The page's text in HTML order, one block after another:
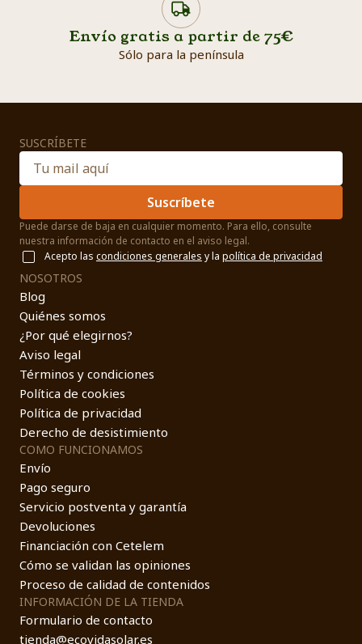
Envío gratis a partir de 75€
Sólo para la península
SUSCRÍBETE
Suscríbete
Puede darse de baja en cualquier momento. Para ello, consulte
nuestra información de contacto en el aviso legal.
Acepto las condiciones generales y la política de privacidad
NOSOTROS
Blog
Quiénes somos
¿Por qué elegirnos?
Aviso legal
Términos y condiciones
Política de cookies
Política de privacidad
Derecho de desistimiento
COMO FUNCIONAMOS
Envío
Pago seguro
Servicio postventa y garantía
Devoluciones
Financiación con Cetelem
Cómo se validan las opiniones
Proceso de calidad de contenidos
INFORMACIÓN DE LA TIENDA
Formulario de contacto
tienda@ecovidasolar.es